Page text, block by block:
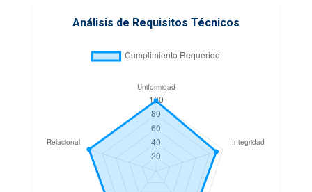
Análisis de Requisitos Técnicos